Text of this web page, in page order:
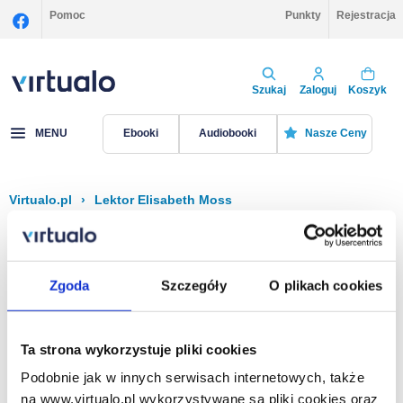
Zgoda Szczegóły O plikach cookies
Ta strona wykorzystuje pliki cookies
Podobnie jak w innych serwisach internetowych, także
na www.virtualo.pl wykorzystywane są pliki cookies oraz
Pomoc Punkty Rejestracja
Szukaj Zaloguj Koszyk
MENU Ebooki Audiobooki Nasze Ceny
Virtualo.pl › Lektor Elisabeth Moss
Filtruj Sortuj
Na stronie